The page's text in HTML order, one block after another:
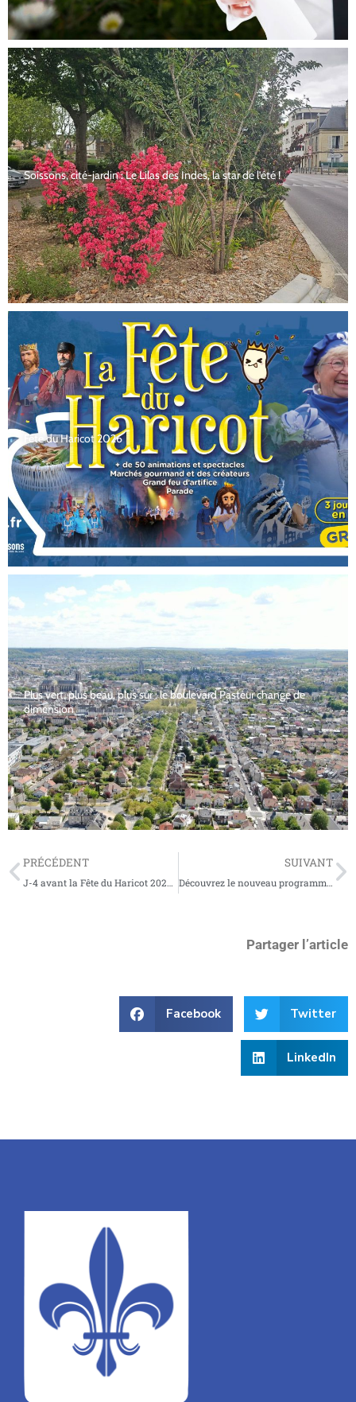
Soissons, cité-jardin : Le Lilas des Indes, la star de l’été !
Fête du Haricot 2026
Plus vert, plus beau, plus sûr : le boulevard Pasteur change de
dimension
PRÉCÉDENT
J-4 avant la Fête du Haricot 2024 : Plongez au cœur du Pôle Haricot et de la Gastronomie !
SUIVANT
Découvrez le nouveau programme Automne-Hiver 2024-2025 des musées de Soissons
Partager l’article
Facebook Twitter
LinkedIn